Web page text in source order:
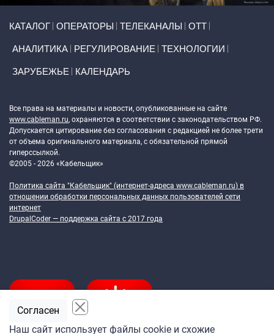
КАТАЛОГ ОПЕРАТОРЫ ТЕЛЕКАНАЛЫ ОТТ
АНАЛИТИКА РЕГУЛИРОВАНИЕ ТЕХНОЛОГИИ
ЗАРУБЕЖЬЕ КАЛЕНДАРЬ
Все права на материалы и новости, опубликованные на сайте
www.cableman.ru, охраняются в соответствии с законодательством РФ.
Допускается цитирование без согласования с редакцией не более трети
от объема оригинального материала, с обязательной прямой
гиперссылкой.
©2005 - 2026 «Кабельщик»
Политика сайта "Кабельщик" (интернет-адреса www.cableman.ru) в
отношении обработки персональных данных пользователей сети
интернет
DrupalCoder — поддержка сайта c 2017 года
Наш сайт использует файлы cookie и схожие
Согласен